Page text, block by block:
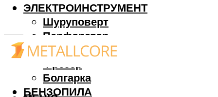
ЭЛЕКТРОИНСТРУМЕНТ
Шуруповерт
Перфоратор
Дрель
Фрезер
Болгарка
БЕНЗОПИЛА